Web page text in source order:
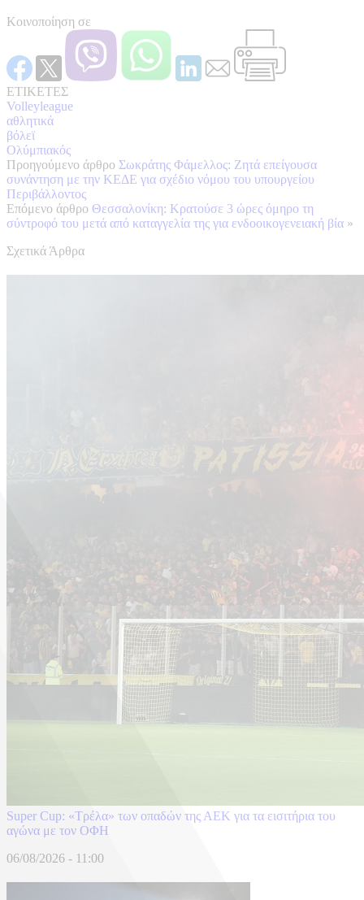
Κοινοποίηση σε
ΕΤΙΚΕΤΕΣ
Volleyleague
αθλητικά
βόλεϊ
Ολύμπιακός
Προηγούμενο άρθρο Σωκράτης Φάμελλος: Ζητά επείγουσα
συνάντηση με την ΚΕΔΕ για σχέδιο νόμου του υπουργείου
Περιβάλλοντος
Επόμενο άρθρο Θεσσαλονίκη: Κρατούσε 3 ώρες όμηρο τη
σύντροφό του μετά από καταγγελία της για ενδοοικογενειακή βία »
Σχετικά Άρθρα
Super Cup: «Τρέλα» των οπαδών της ΑΕΚ για τα εισιτήρια του
αγώνα με τον ΟΦΗ
06/08/2026 - 11:00